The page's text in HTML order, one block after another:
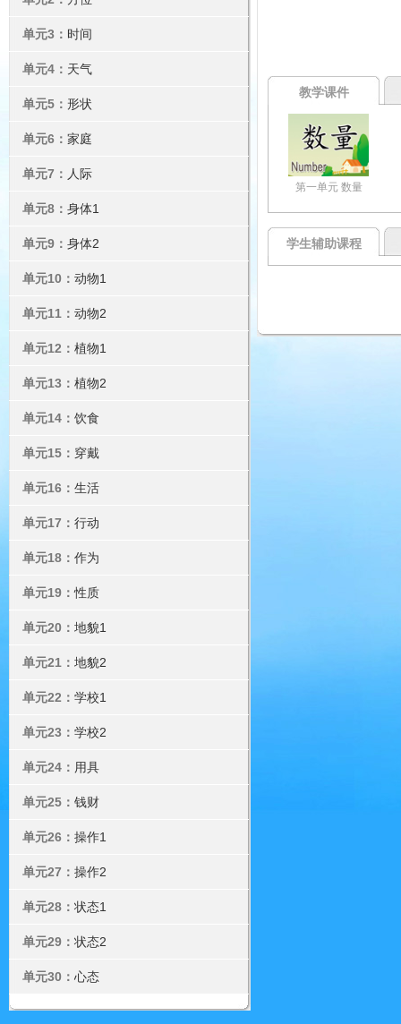
单元3： 时间
单元4： 天气
单元5： 形状
单元6： 家庭
单元7： 人际
单元8： 身体1
单元9： 身体2
单元10： 动物1
单元11： 动物2
单元12： 植物1
单元13： 植物2
单元14： 饮食
单元15： 穿戴
单元16： 生活
单元17： 行动
单元18： 作为
单元19：性质
单元20： 地貌1
单元21： 地貌2
单元22： 学校1
单元23： 学校2
单元24： 用具
单元25： 钱财
单元26： 操作1
单元27： 操作2
单元28： 状态1
单元29： 状态2
单元30： 心态
教学课件
第一单元 数量
学生辅助课程